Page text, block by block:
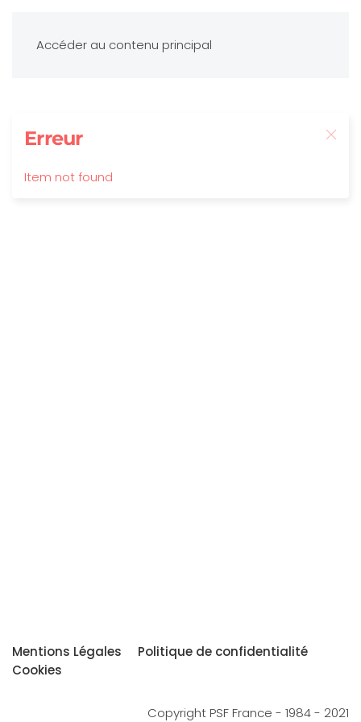
Accéder au contenu principal
Erreur
Item not found
Mentions Légales
Politique de confidentialité
Cookies
Copyright PSF France - 1984 - 2021